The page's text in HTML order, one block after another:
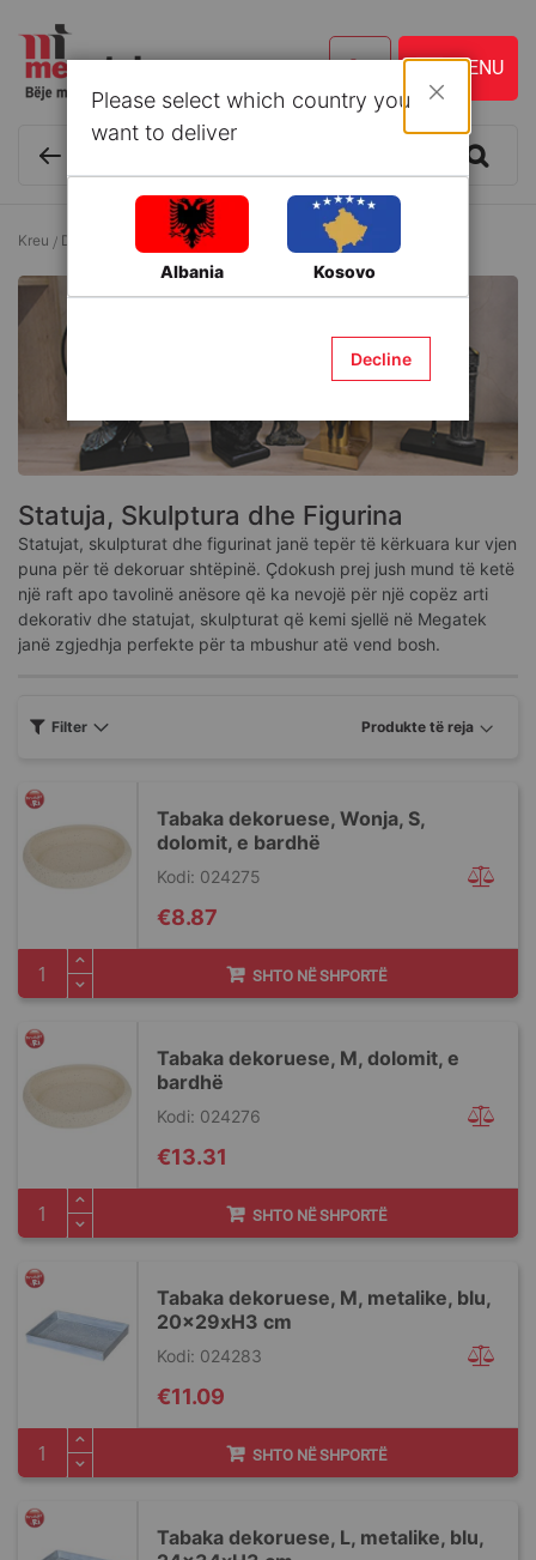
Kreu Dekor Objekte dekorative Statuja, Skulptura dhe Figurina
Statuja, Skulptura dhe Figurina
Statujat, skulpturat dhe figurinat janë tepër të kërkuara kur vjen
puna për të dekoruar shtëpinë. Çdokush prej jush mund të ketë
një raft apo tavolinë anësore që ka nevojë për një copëz arti
dekorativ dhe statujat, skulpturat që kemi sjellë në Megatek
janë zgjedhja perfekte për ta mbushur atë vend bosh.
Tabaka dekoruese, Wonja, S,
dolomit, e bardhë
Kodi: 024275
€8.87
SHTO NË SHPORTË
Tabaka dekoruese, M, dolomit, e
bardhë
Kodi: 024276
€13.31
SHTO NË SHPORTË
Tabaka dekoruese, M, metalike, blu,
20x29xH3 cm
Kodi: 024283
€11.09
SHTO NË SHPORTË
Tabaka dekoruese, L, metalike, blu,
Filter
Please select which country you
want to deliver
Albania Kosovo
Decline